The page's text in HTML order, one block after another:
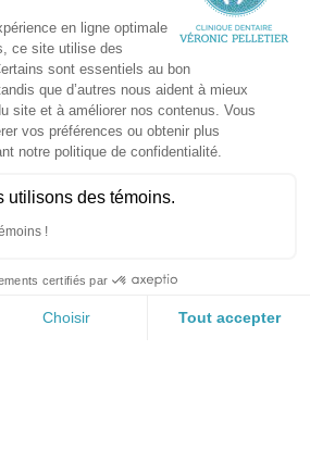
du Québec
chirurgiens dentiste du
au conseil des médecins,
(CMDP) du CISSS